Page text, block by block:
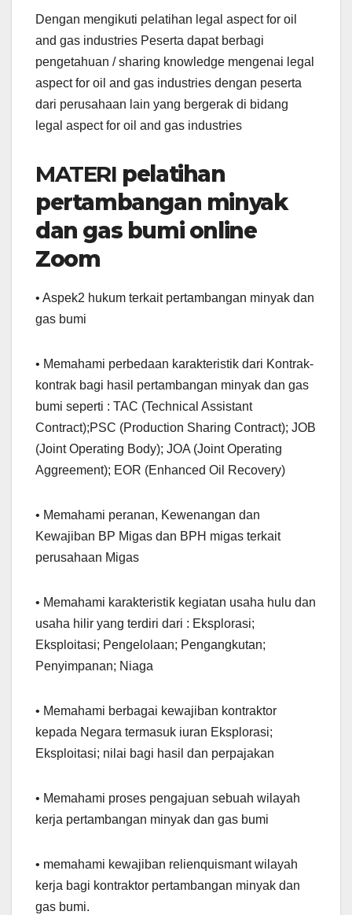
Dengan mengikuti pelatihan legal aspect for oil
and gas industries Peserta dapat berbagi
pengetahuan / sharing knowledge mengenai legal
aspect for oil and gas industries dengan peserta
dari perusahaan lain yang bergerak di bidang
legal aspect for oil and gas industries
MATERI pelatihan
pertambangan minyak
dan gas bumi online
Zoom
• Aspek2 hukum terkait pertambangan minyak dan
gas bumi
• Memahami perbedaan karakteristik dari Kontrak-
kontrak bagi hasil pertambangan minyak dan gas
bumi seperti : TAC (Technical Assistant
Contract);PSC (Production Sharing Contract); JOB
(Joint Operating Body); JOA (Joint Operating
Aggreement); EOR (Enhanced Oil Recovery)
• Memahami peranan, Kewenangan dan
Kewajiban BP Migas dan BPH migas terkait
perusahaan Migas
• Memahami karakteristik kegiatan usaha hulu dan
usaha hilir yang terdiri dari : Eksplorasi;
Eksploitasi; Pengelolaan; Pengangkutan;
Penyimpanan; Niaga
• Memahami berbagai kewajiban kontraktor
kepada Negara termasuk iuran Eksplorasi;
Eksploitasi; nilai bagi hasil dan perpajakan
• Memahami proses pengajuan sebuah wilayah
kerja pertambangan minyak dan gas bumi
• memahami kewajiban relienquismant wilayah
kerja bagi kontraktor pertambangan minyak dan
gas bumi.